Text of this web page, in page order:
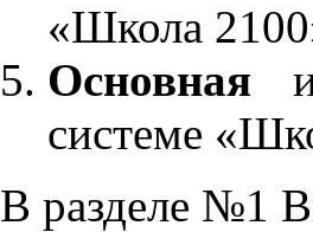
«Школа
Основная
системе
В разделе №1